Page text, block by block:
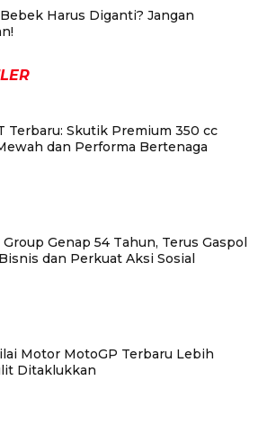
Harus Diganti? Jangan
Terbaru: Skutik Premium 350 cc
dan Performa Bertenaga
Genap 54 Tahun, Terus Gaspol
dan Perkuat Aksi Sosial
Motor MotoGP Terbaru Lebih
Ditaklukkan